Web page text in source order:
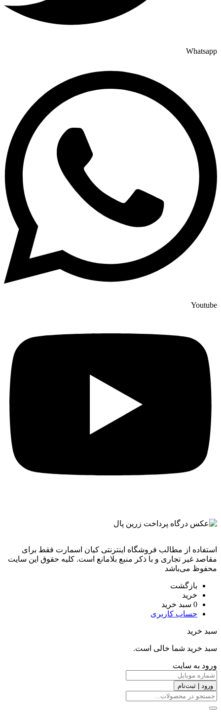
Whatsapp
Youtube
استفاده از مطالب فروشگاه اینترنتی کیان اسمارت فقط برای
مقاصد غیر تجاری و با ذکر منبع بلامانع است. کليه حقوق اين سايت
محفوظ می‌باشد
بازگشت
خرید
0 سبد خرید
حساب کاربری
سبد خرید
سبد خرید شما خالی است.
ورود به سایت
ورود | ثبت‌نام